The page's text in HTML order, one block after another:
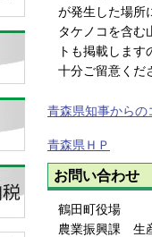
が発生した場所
タケノコを含む
トも掲載しま
十分ご留意くだ
青森県知事からの
青森県ＨＰ
お問い合わせ
鶴田町役場
農業振興課 生